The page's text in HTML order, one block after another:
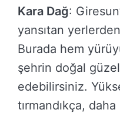
Kara Dağ:
yansıtan
Burada hem
şehrin doğal
edebilirsiniz.
tırmandıkça,